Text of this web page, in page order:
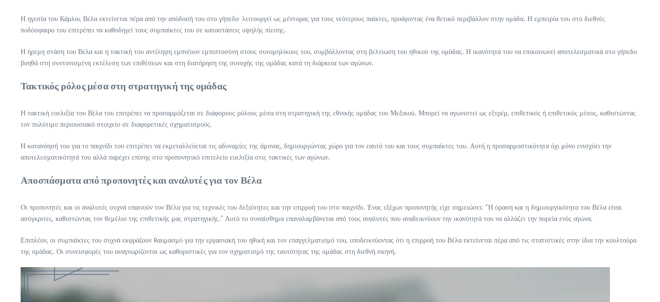
Η ηγεσία του Κάρλος Βέλα εκτείνεται πέρα από την απόδοσή του στο γήπεδο· λειτουργεί ως μέντορας για τους νεότερους παίκτες, προάγοντας ένα θετικό περιβάλλον στην ομάδα. Η εμπειρία του στο διεθνές
ποδόσφαιρο του επιτρέπει να καθοδηγεί τους συμπαίκτες του σε καταστάσεις υψηλής πίεσης.
Η ήρεμη στάση του Βέλα και η τακτική του αντίληψη εμπνέουν εμπιστοσύνη στους συνομηλίκους του, συμβάλλοντας στη βελτίωση του ηθικού της ομάδας. Η ικανότητά του να επικοινωνεί αποτελεσματικά στο γήπεδο
βοηθά στη συντονισμένη εκτέλεση των επιθέσεων και στη διατήρηση της συνοχής της ομάδας κατά τη διάρκεια των αγώνων.
Τακτικός ρόλος μέσα στη στρατηγική της ομάδας
Η τακτική ευελιξία του Βέλα του επιτρέπει να προσαρμόζεται σε διάφορους ρόλους μέσα στη στρατηγική της εθνικής ομάδας του Μεξικού. Μπορεί να αγωνιστεί ως εξτρέμ, επιθετικός ή επιθετικός μέσος, καθιστώντας
τον πολύτιμο περιουσιακό στοιχείο σε διαφορετικές σχηματισμούς.
Η κατανόησή του για το παιχνίδι του επιτρέπει να εκμεταλλεύεται τις αδυναμίες της άμυνας, δημιουργώντας χώρο για τον εαυτό του και τους συμπαίκτες του. Αυτή η προσαρμοστικότητα όχι μόνο ενισχύει την
αποτελεσματικότητά του αλλά παρέχει επίσης στο προπονητικό επιτελείο ευελιξία στις τακτικές των αγώνων.
Αποσπάσματα από προπονητές και αναλυτές για τον Βέλα
Οι προπονητές και οι αναλυτές συχνά επαινούν τον Βέλα για τις τεχνικές του δεξιότητες και την επιρροή του στο παιχνίδι. Ένας εξέχων προπονητής είχε σημειώσει: “Η όραση και η δημιουργικότητα του Βέλα είναι
ασύγκριτες, καθιστώντας τον θεμέλιο της επιθετικής μας στρατηγικής.” Αυτό το συναίσθημα επαναλαμβάνεται από τους αναλυτές που αναδεικνύουν την ικανότητά του να αλλάζει την πορεία ενός αγώνα.
Επιπλέον, οι συμπαίκτες του συχνά εκφράζουν θαυμασμό για την εργασιακή του ηθική και τον επαγγελματισμό του, υποδεικνύοντας ότι η επιρροή του Βέλα εκτείνεται πέρα από τις στατιστικές στην ίδια την κουλτούρα
της ομάδας. Οι συνεισφορές του αναγνωρίζονται ως καθοριστικές για τον σχηματισμό της ταυτότητας της ομάδας στη διεθνή σκηνή.